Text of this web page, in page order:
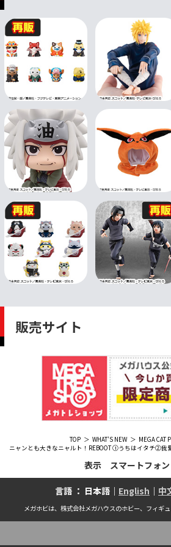
販売サイト
TOP WHAT'S NEW
MEGA CAT
ニャンとも大きなニャルト！REBOOT ①うちはイタチ②
表示 スマートフォン
言語 ： 日本語｜ English ｜ 中
メガホビは、株式会社メガハウスのホビー、フィギ